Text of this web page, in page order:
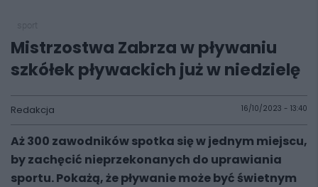
Mistrzostwa Zabrza w pływaniu
szkółek pływackich już w niedzielę
Redakcja 16/10/2023 - 13:40
Aż 300 zawodników spotka się w jednym miejscu,
by zachęcić nieprzekonanych do uprawiania
sportu. Pokażą, że pływanie może być świetnym